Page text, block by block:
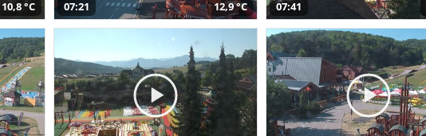
10,8 °C 07:21 12,9 °C 07:41